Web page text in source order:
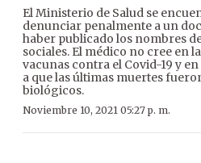
El Ministerio de Salud se
denunciar penalmente a un
haber publicado los nombres
sociales. El médico no cree en
vacunas contra el Covid-19 y
a que las últimas muertes
biológicos.
Noviembre 10, 2021 05:27 p. m.